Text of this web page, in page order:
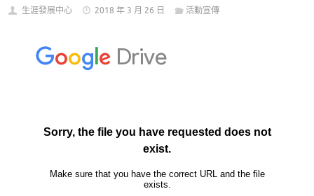
生涯發展中心 2018 年 3 月 26 日 活動宣傳